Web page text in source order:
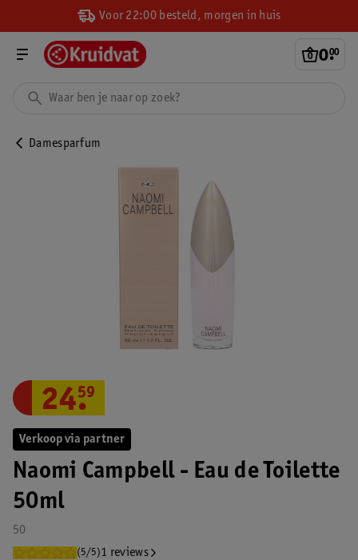
Voor 22:00 besteld, morgen in huis
0.
00
Damesparfum
Verkoop via partner
Naomi Campbell - Eau de Toilette
50ml
50
(5/5)1 reviews
24.
59